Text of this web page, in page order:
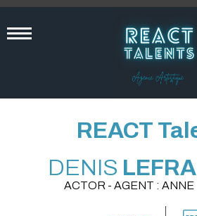
REACT
DENIS
ACTOR - AGENT : ANNE